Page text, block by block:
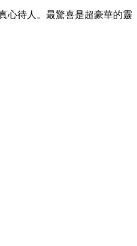
心待人。最驚喜是超豪華的靈